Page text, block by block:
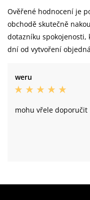
Ověřené hodnocení je
obchodě skutečně
dotazníku
dní od vytvoření
weru
mohu vřele doporučit